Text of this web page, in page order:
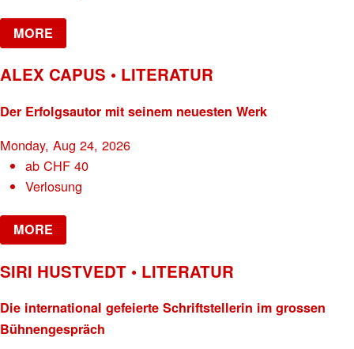
MORE
ALEX CAPUS • LITERATUR
Der Erfolgsautor mit seinem neuesten Werk
Monday, Aug 24, 2026
abCHF 40
Verlosung
MORE
SIRI HUSTVEDT • LITERATUR
Die international gefeierte Schriftstellerin im grossen
Bühnengespräch